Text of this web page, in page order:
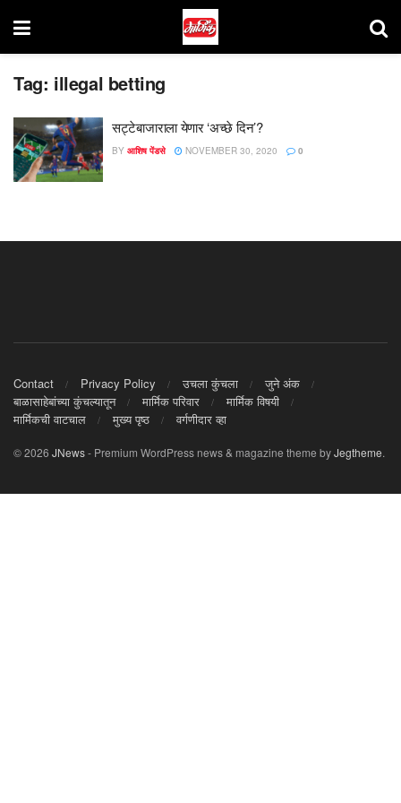
Tag: illegal betting
सट्टेबाजाराला येणार ‘अच्छे दिन’?
BY आशिष पेंडसे NOVEMBER 30, 2020 0
Contact Privacy Policy उचला कुंचला
जुने अंक
बाळासाहेबांच्या कुंचल्यातून
मार्मिक परिवार
मार्मिक विषयी
मार्मिकची वाटचाल
मुख्य पृष्ठ वर्गणीदार व्हा
© 2026 JNews- Premium WordPress news & magazine theme byJegtheme.